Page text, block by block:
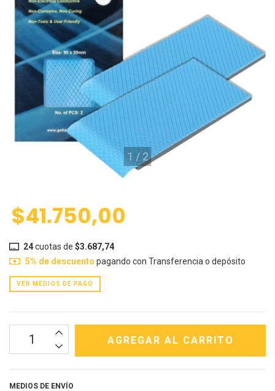
1/2
$41.750,00
24cuotas de $3.687,74
5% de descuento pagando con Transferencia o depósito
VER MEDIOS DE PAGO
MEDIOS DE ENVÍO